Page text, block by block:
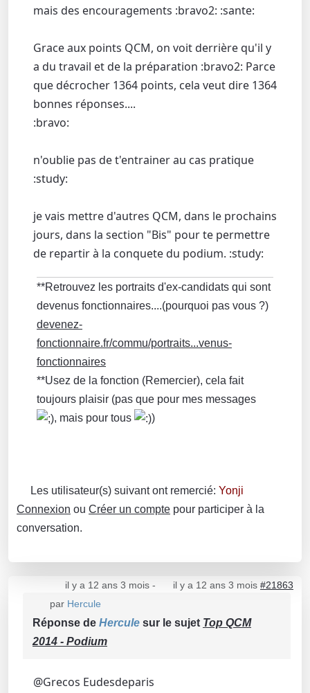
mais des encouragements :bravo2: :sante:
Grace aux points QCM, on voit derrière qu'il y
a du travail et de la préparation :bravo2: Parce
que décrocher 1364 points, cela veut dire 1364
bonnes réponses....
:bravo:
n'oublie pas de t'entrainer au cas pratique
:study:
je vais mettre d'autres QCM, dans le prochains
jours, dans la section "Bis" pour te permettre
de repartir à la conquete du podium. :study:
**Retrouvez les portraits d'ex-candidats qui sont
devenus fonctionnaires....(pourquoi pas vous ?)
devenez-
fonctionnaire.fr/commu/portraits...venus-
fonctionnaires
**Usez de la fonction (Remercier), cela fait
toujours plaisir (pas que pour mes messages
, mais pour tous
)
Les utilisateur(s) suivant ont remercié: Yonji
Connexion ou Créer un compte pour participer à la
conversation.
il y a 12 ans 3 mois- il y a 12 ans 3 mois #21863
par Hercule
Réponse de Hercule sur le sujet Top QCM
2014 - Podium
@Grecos Eudesdeparis